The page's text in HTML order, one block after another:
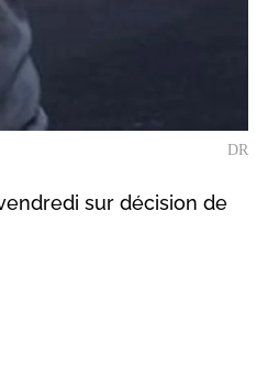
DR
sur décision de